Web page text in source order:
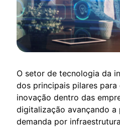
O setor de tecnologia da
dos principais pilares
inovação dentro das
digitalização avançando a
demanda por